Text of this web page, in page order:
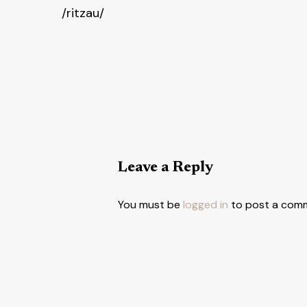
/ritzau/
Leave a Reply
You must be logged in to post a